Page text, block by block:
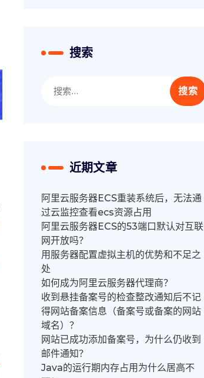
搜索
索：
近期文章
阿里云服务器ECS重装系统后，无法通
过云监控查看ecs资源占用
阿里云服务器ECS的53端口默认对互联
网开放吗？
用服务器配置虚拟主机的优势和不足之
处
如何成为阿里云服务器代理商？
收到悬挂备案号的检查整改通知后不记
得网站备案信息（备案号或备案的网站
域名）？
网站已成功添加备案号，为什么仍收到
邮件通知？
Java的运行期内存占用为什么居高不